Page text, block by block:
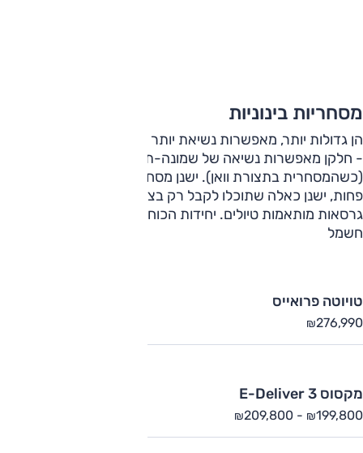
מסחריות בינוניות
הן גדולות יותר, מאפשרות נשיאת יותר מטען וכמו-גם יותר נוסעים
- חלקן מאפשרות נשיאה של שמונה-תשעה נוסעים
(כשהמסחרית בתצורת וואן). ישנן מסחריות מפוארות יותר וישנן
פחות, ישנן כאלה שתוכלו לקבל רק בצורה מסחרית וישנן עם
גרסאות מותאמות טיולים. יחידות הכוח מגוונות, החל מדיזל ועד
חשמל
טויוטה פרואייס
₪276,990
מקסוס E-Deliver 3
₪199,800
-
₪209,800